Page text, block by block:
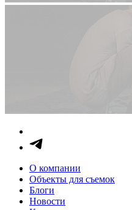
О компании
Объекты для съемок
Блоги
Новости